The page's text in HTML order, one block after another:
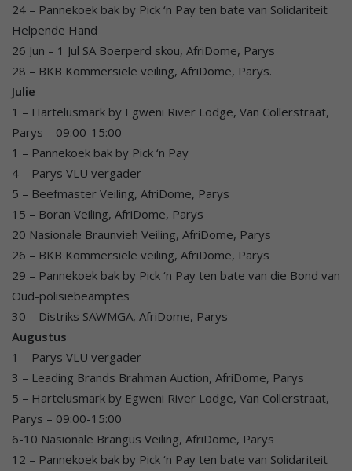
24 – Pannekoek bak by Pick ‘n Pay ten bate van Solidariteit
Helpende Hand
26 Jun – 1 Jul SA Boerperd skou, AfriDome, Parys
28 – BKB Kommersiële veiling, AfriDome, Parys.
Julie
1 – Hartelusmark by Egweni River Lodge, Van Collerstraat,
Parys – 09:00-15:00
1 – Pannekoek bak by Pick ‘n Pay
4 – Parys VLU vergader
5 – Beefmaster Veiling, AfriDome, Parys
15 – Boran Veiling, AfriDome, Parys
20 Nasionale Braunvieh Veiling, AfriDome, Parys
26 – BKB Kommersiële veiling, AfriDome, Parys
29 – Pannekoek bak by Pick ‘n Pay ten bate van die Bond van
Oud-polisiebeamptes
30 – Distriks SAWMGA, AfriDome, Parys
Augustus
1 – Parys VLU vergader
3 – Leading Brands Brahman Auction, AfriDome, Parys
5 – Hartelusmark by Egweni River Lodge, Van Collerstraat,
Parys – 09:00-15:00
6-10 Nasionale Brangus Veiling, AfriDome, Parys
12 – Pannekoek bak by Pick ‘n Pay ten bate van Solidariteit